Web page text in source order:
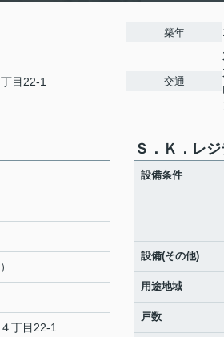
目22-1
築年
交通
４丁目22-1
Ｓ．Ｋ．レ
設備条件
設備(その他)
用途地域
戸数